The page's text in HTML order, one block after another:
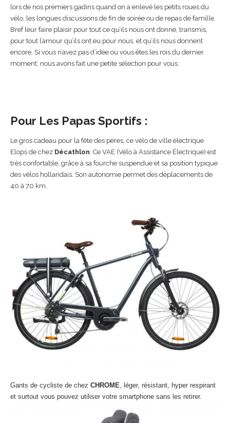
lors de nos premiers gadins quand on a enlevé les petits roues du
vélo, les longues discussions de fin de soirée ou de repas de famille.
Bref leur faire plaisir pour tout ce qu’ils nous ont donné, transmis,
pour tout l’amour qu’ils ont eu pour nous, et qu’ils nous donnent
encore. Si vous n’avez pas d’idée ou vous êtes les rois du dernier
moment, nous avons fait une petite sélection pour vous.
Pour Les Papas Sportifs :
Le gros cadeau pour la fête des pères, ce vélo de ville electrique
Elops de chez Décathlon . Ce VAE (Vélo à Assistance Électrique) est
très confortable, grâce à sa fourche suspendue et sa position typique
des vélos hollandais. Son autonomie permet des déplacements de
40 à 70 km.
Gants de cycliste de chez CHROME , léger, résistant, hyper respirant
et surtout vous pouvez utiliser votre smartphone sans les retirer.